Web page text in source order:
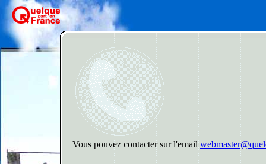
Vous pouvez contacter sur l'email